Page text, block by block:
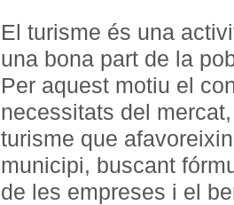
El turisme és una
una bona part de la
Per aquest motiu el
necessitats del
turisme que
municipi, buscant
de les empreses i el